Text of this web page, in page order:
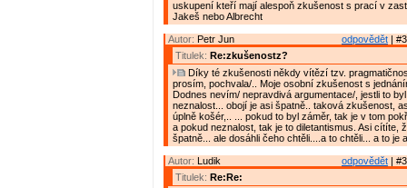
uskupení kteří mají alespoň zkušenost s prací v
Jakeš nebo Albrecht
odpovědět |
Autor: Petr Jun
Titulek: Re:zkušenostz?
Díky té zkušenosti někdy vítězí tzv.
prosím, pochvala/.. Moje osobní zkušenost s
Dodnes nevím/ nepravdivá argumentace/, jestli to
neznalost... obojí je asi špatně.. taková zkušenost,
úplně košér,.. ... pokud to byl záměr, tak je v tom
a pokud neznalost, tak je to diletantismus. Asi cítíte,
špatně... ale dosáhli čeho chtěli....a to chtěli... a to je
odpovědět |
Autor: Ludik
Titulek: Re:Re: